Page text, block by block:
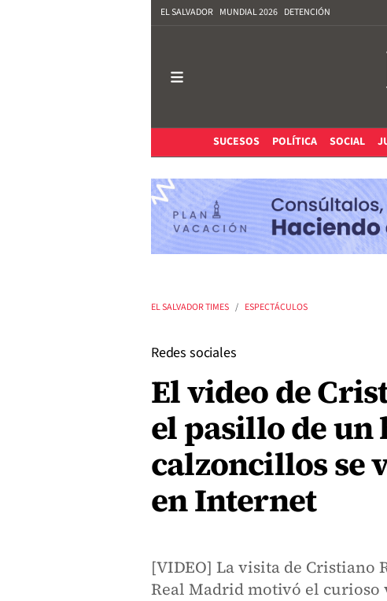
EL SALVADOR MUNDIAL 2026 DETENCIÓN
SUCESOS
POLÍTICA SOCIAL
EL SALVADOR TIMES ESPECTÁCULOS
Redes sociales
El video de
el pasillo de un
calzoncillos se
en Internet
[VIDEO] La visita de Cristiano
Real Madrid motivó el curioso